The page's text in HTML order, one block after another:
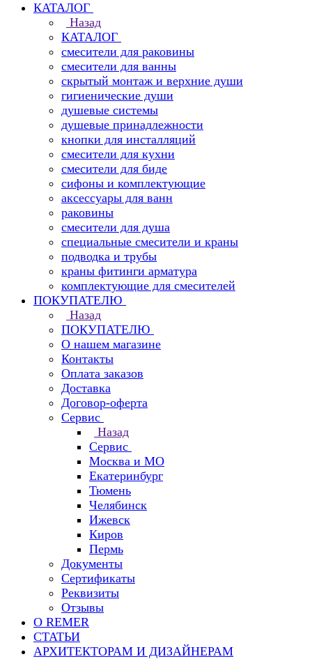
КАТАЛОГ
Назад
КАТАЛОГ
смесители для раковины
смесители для ванны
скрытый монтаж и верхние души
гигиенические души
душевые системы
душевые принадлежности
кнопки для инсталляций
смесители для кухни
смесители для биде
сифоны и комплектующие
аксессуары для ванн
раковины
смесители для душа
специальные смесители и краны
подводка и трубы
краны фитинги арматура
комплектующие для смесителей
ПОКУПАТЕЛЮ
Назад
ПОКУПАТЕЛЮ
О нашем магазине
Контакты
Оплата заказов
Доставка
Договор-оферта
Сервис
Назад
Сервис
Москва и МО
Екатеринбург
Тюмень
Челябинск
Ижевск
Киров
Пермь
Документы
Сертификаты
Реквизиты
Отзывы
О REMER
СТАТЬИ
АРХИТЕКТОРАМ И ДИЗАЙНЕРАМ